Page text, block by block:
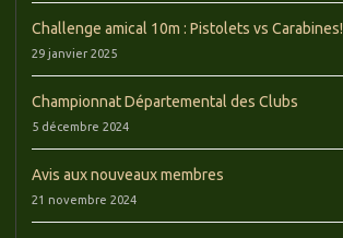
Challenge amical 10m : Pistolets vs Carabines!
29 janvier 2025
Championnat Départemental des Clubs
5 décembre 2024
Avis aux nouveaux membres
21 novembre 2024